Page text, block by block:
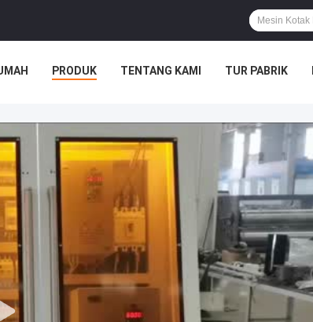
PRODUK TENTANG KAMI TUR PABRIK